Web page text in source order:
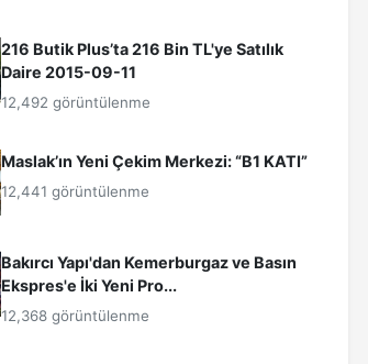
216 Butik Plus’ta 216 Bin TL'ye Satılık
Daire 2015-09-11
12,492 görüntülenme
Maslak’ın Yeni Çekim Merkezi: “B1 KATI”
12,441 görüntülenme
Bakırcı Yapı'dan Kemerburgaz ve Basın
Ekspres'e İki Yeni Pro...
12,368 görüntülenme